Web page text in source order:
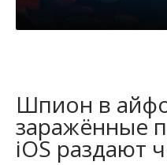
Шпион в
заражённые
iOS раздают